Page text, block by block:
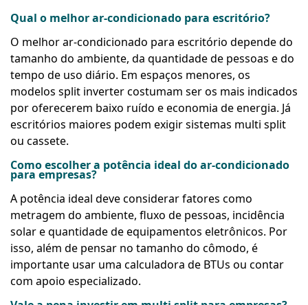
Qual o melhor ar-condicionado para escritório?
O melhor ar-condicionado para escritório depende do
tamanho do ambiente, da quantidade de pessoas e do
tempo de uso diário. Em espaços menores, os
modelos split inverter costumam ser os mais indicados
por oferecerem baixo ruído e economia de energia. Já
escritórios maiores podem exigir sistemas multi split
ou cassete.
Como escolher a potência ideal do ar-condicionado
para empresas?
A potência ideal deve considerar fatores como
metragem do ambiente, fluxo de pessoas, incidência
solar e quantidade de equipamentos eletrônicos. Por
isso, além de pensar no tamanho do cômodo, é
importante usar uma calculadora de BTUs ou contar
com apoio especializado.